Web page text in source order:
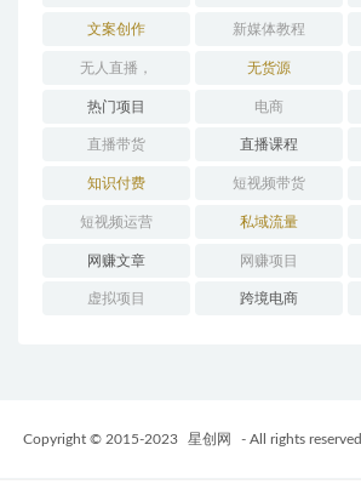
文案创作 新媒体教程
无人直播， 无货源
热门项目 电商
直播带货 直播课程
知识付费 短视频带货
短视频运营 私域流量
网赚文章 网赚项目
虚拟项目 跨境电商
Copyright © 2015-2023 星创网 - All rights reserved